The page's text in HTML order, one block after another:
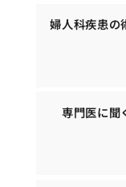
婦人科疾患の
専門医に聞